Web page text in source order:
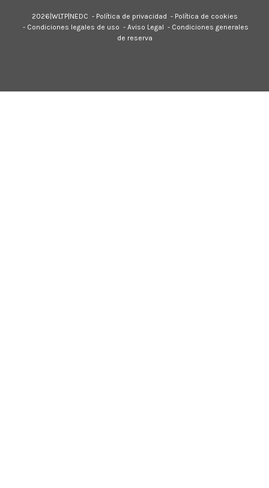
2026| WLTP| NEDC - Política de privacidad - Política de cookies
- Condiciones legales de uso - Aviso Legal - Condiciones generales
de reserva